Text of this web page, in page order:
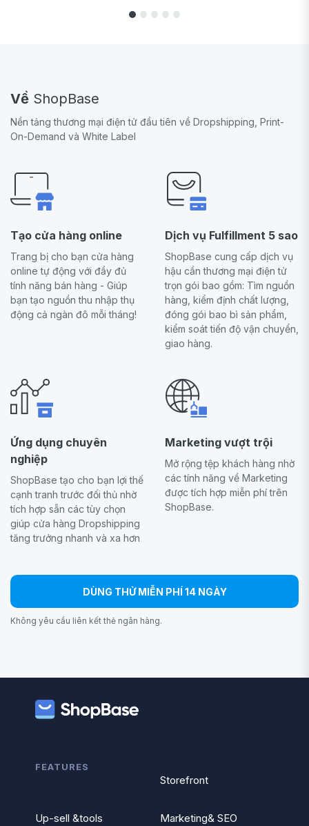
Về ShopBase
Nền tảng thương mại điện tử đầu tiên về Dropshipping, Print-
On-Demand và White Label
Tạo cửa hàng online
Trang bị cho bạn cửa hàng
online tự động với đầy đủ
tính năng bán hàng - Giúp
bạn tạo nguồn thu nhập thụ
động cả ngàn đô mỗi tháng!
Dịch vụ Fulfillment 5 sao
ShopBase cung cấp dịch vụ
hậu cần thương mại điện tử
trọn gói bao gồm: Tìm nguồn
hàng, kiểm định chất lượng,
đóng gói bao bì sản phẩm,
kiểm soát tiến độ vận chuyển,
giao hàng.
Ứng dụng chuyên
nghiệp
ShopBase tạo cho bạn lợi thế
cạnh tranh trước đối thủ nhờ
tích hợp sẵn các tùy chọn
giúp cửa hàng Dropshipping
tăng trưởng nhanh và xa hơn
Marketing vượt trội
Mở rộng tệp khách hàng nhờ
các tính năng về Marketing
được tích hợp miễn phí trên
ShopBase.
DÙNG THỬ MIỄN PHÍ 14 NGÀY
Không yêu cầu liên kết thẻ ngân hàng.
FEATURES
Storefront
Up-sell &tools Marketing& SEO